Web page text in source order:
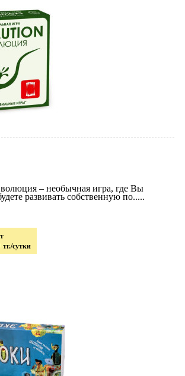
– необычная игра, где Вы
развивать собственную по.....
тг./сутки